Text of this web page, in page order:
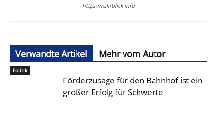
https://ruhrblick.info
Verwandte Artikel Mehr vom Autor
Politik
Förderzusage für den Bahnhof ist ein
großer Erfolg für Schwerte